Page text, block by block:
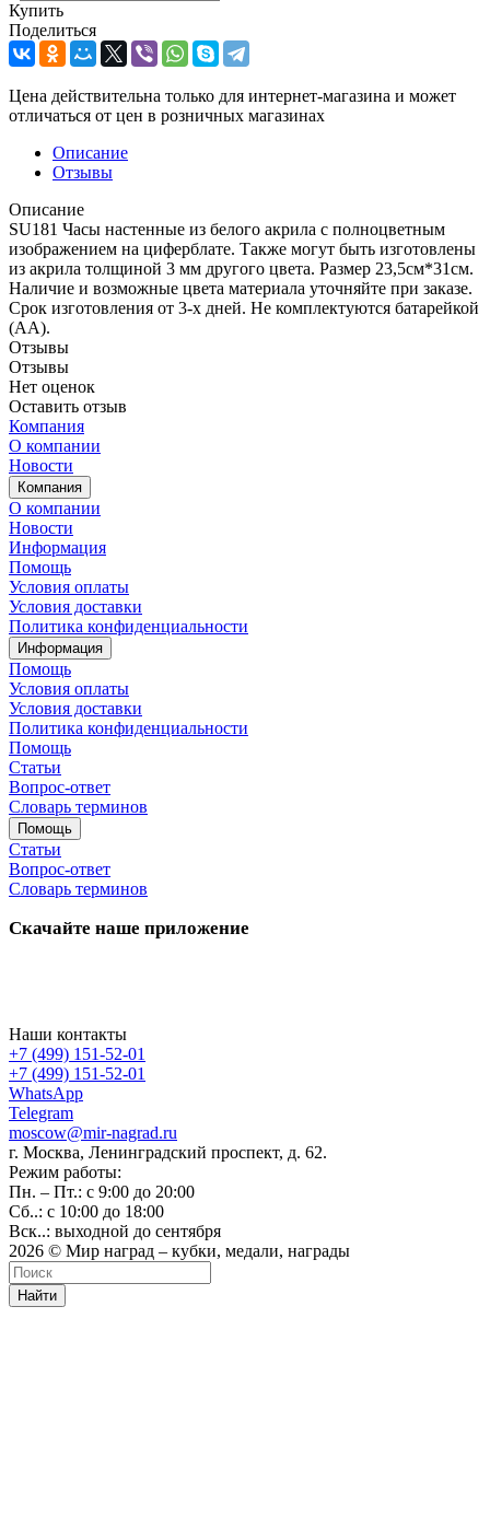
Купить
Поделиться
Цена действительна только для интернет-магазина и может
отличаться от цен в розничных магазинах
Описание
Отзывы
Описание
SU181 Часы настенные из белого акрила с полноцветным
изображением на циферблате. Также могут быть изготовлены
из акрила толщиной 3 мм другого цвета. Размер 23,5см*31см.
Наличие и возможные цвета материала уточняйте при заказе.
Срок изготовления от 3-х дней. Не комплектуются батарейкой
(АА).
Отзывы
Отзывы
Нет оценок
Оставить отзыв
Компания
О компании
Новости
Компания
О компании
Новости
Информация
Помощь
Условия оплаты
Условия доставки
Политика конфиденциальности
Информация
Помощь
Условия оплаты
Условия доставки
Политика конфиденциальности
Помощь
Статьи
Вопрос-ответ
Словарь терминов
Помощь
Статьи
Вопрос-ответ
Словарь терминов
Скачайте наше приложение
Наши контакты
+7 (499) 151-52-01
+7 (499) 151-52-01
WhatsApp
Telegram
moscow@mir-nagrad.ru
г. Москва, Ленинградский проспект, д. 62.
Режим работы:
Пн. – Пт.: с 9:00 до 20:00
Сб..: с 10:00 до 18:00
Вск..: выходной до сентября
2026 © Мир наград – кубки, медали, награды
Найти